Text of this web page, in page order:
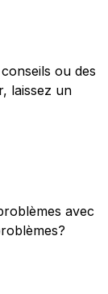
ou des
laissez un
avec